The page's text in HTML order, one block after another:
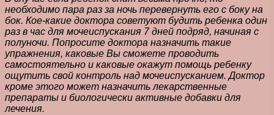
необходимо пара раз за ночь перевернуть его с боку на
бок. Кое-какие доктора советуют будить ребенка один
раз в час для мочеиспускания 7 дней подряд, начиная с
полуночи. Попросите доктора назначить такие
упражнения, каковые Вы сможете проводить
самостоятельно и каковые окажут помощь ребенку
ощутить свой контроль над мочеиспусканием. Доктор
кроме этого может назначить лекарственные
препараты и биологически активные добавки для
лечения.